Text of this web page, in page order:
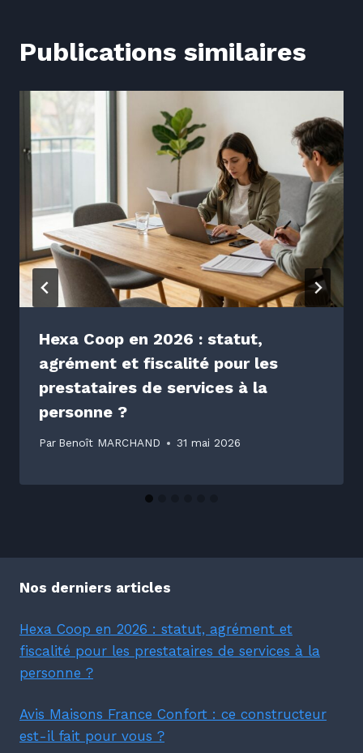
Publications similaires
Hexa Coop en 2026 : statut,
agrément et fiscalité pour les
prestataires de services à la
personne ?
Par Benoît MARCHAND 31 mai 2026
Nos derniers articles
Hexa Coop en 2026 : statut, agrément et
fiscalité pour les prestataires de services à la
personne ?
Avis Maisons France Confort : ce constructeur
est-il fait pour vous ?